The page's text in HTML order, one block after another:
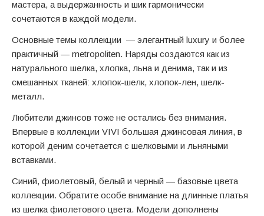
мастера, а выдержанность и шик гармонически
сочетаются в каждой модели.
Основные темы коллекции — элегантный luxury и более
практичный — metropoliten. Наряды создаются как из
натурального шелка, хлопка, льна и денима, так и из
смешанных тканей: хлопок-шелк, хлопок-лен, шелк-
металл.
Любители джинсов тоже не остались без внимания.
Впервые в коллекции VIVI большая джинсовая линия, в
которой деним сочетается с шелковыми и льняными
вставками.
Синий, фиолетовый, белый и черный — базовые цвета
коллекции. Обратите особе внимание на длинные платья
из шелка фиолетового цвета. Модели дополнены